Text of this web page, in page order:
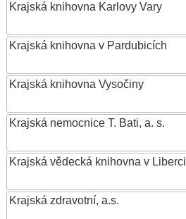
Krajská knihovna Karlovy Vary
Krajská knihovna v Pardubicích
Krajská knihovna Vysočiny
Krajská nemocnice T. Bati, a. s.
Krajská vědecká knihovna v Liberci
Krajská zdravotní, a.s.